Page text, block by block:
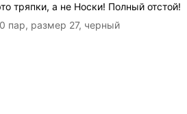
тряпки, а не Носки! Полный отстой!
пар, размер 27, черный